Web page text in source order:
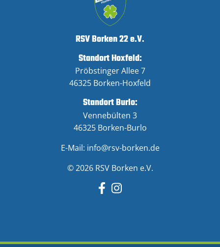
RSV Borken 22 e.V.
Standort Hoxfeld:
Pröbstinger Allee 7
46325 Borken-Hoxfeld
Standort Burlo:
Vennebülten 3
46325 Borken-Burlo
E-Mail: info@rsv-borken.de
© 2026 RSV Borken e.V.